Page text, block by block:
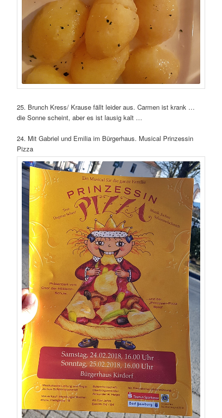
25. Brunch Kress/ Krause fällt leider aus. Carmen ist krank …
die Sonne scheint, aber es ist lausig kalt …
24. Mit Gabriel und Emilia im Bürgerhaus. Musical Prinzessin
Pizza